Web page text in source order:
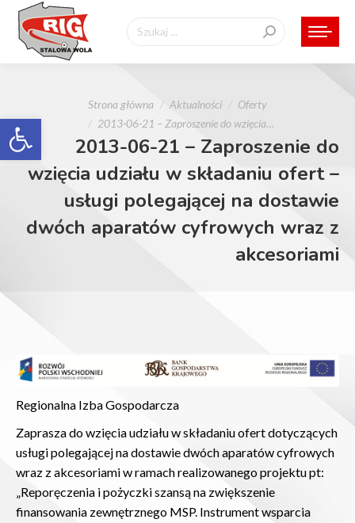
Otwórz pasek narzędzi
Szukaj:
Strona główna Aktualności
Oferty
2013-06-21 – Zaproszenie do wzięcia…
2013-06-21 – Zaproszenie do
wzięcia udziału w składaniu ofert –
usługi polegającej na dostawie
dwóch aparatów cyfrowych wraz z
akcesoriami
Regionalna Izba Gospodarcza
Zaprasza do wzięcia udziału w składaniu ofert dotyczących
usługi polegającej na dostawie dwóch aparatów cyfrowych
wraz z akcesoriami w ramach realizowanego projektu pt:
„Reporęczenia i pożyczki szansą na zwiększenie
finansowania zewnętrznego MSP. Instrument wsparcia